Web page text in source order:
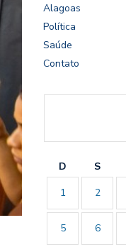
Alagoas
Política
Saúde
Contato
D S
1
2
5 6